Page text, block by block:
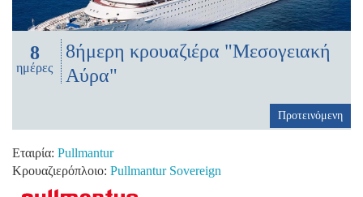
8
ημέρες
8ήμερη κρουαζιέρα "Μεσογειακή
Αύρα"
Προτεινόμενη
Εταιρία: Pullmantur
Κρουαζιερόπλοιο: Pullmantur Sovereign